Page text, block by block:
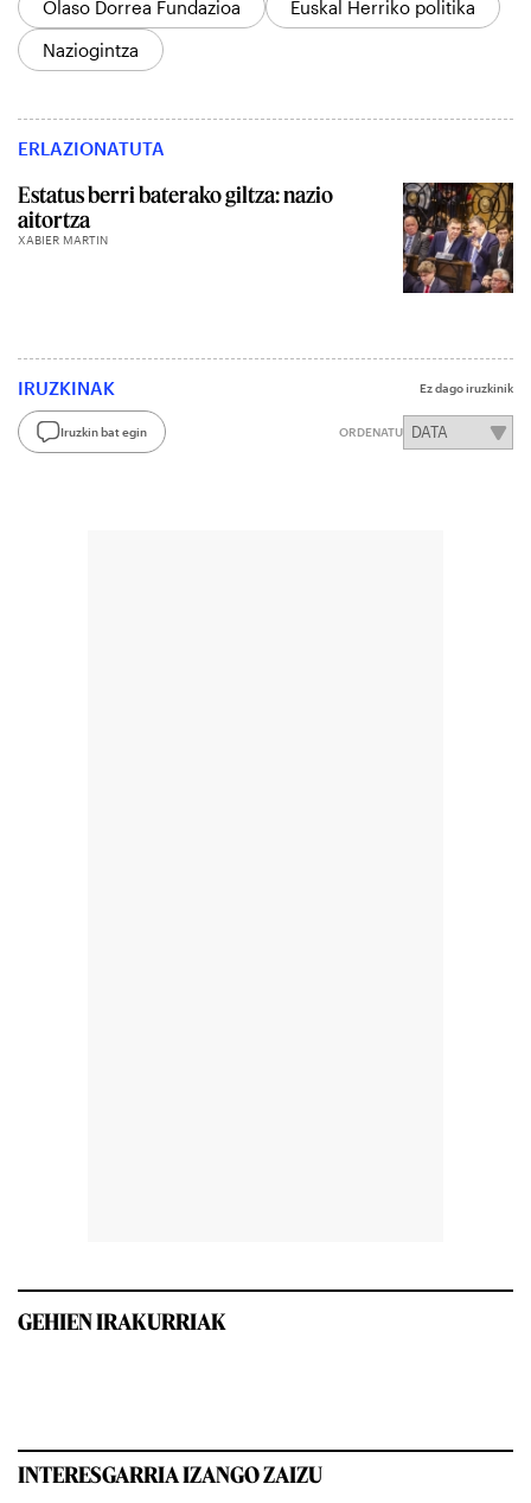
Olaso Dorrea Fundazioa
Euskal Herriko politika
Naziogintza
ERLAZIONATUTA
Estatus berri baterako giltza: nazio
aitortza
XABIER MARTIN
IRUZKINAK Ez dago iruzkinik
Iruzkin bat egin ORDENATU
GEHIEN IRAKURRIAK
INTERESGARRIA IZANGO ZAIZU